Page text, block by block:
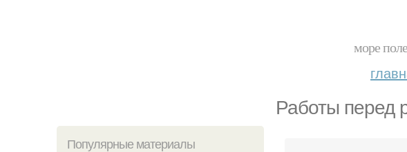
море
Работы перед
Популярные материалы